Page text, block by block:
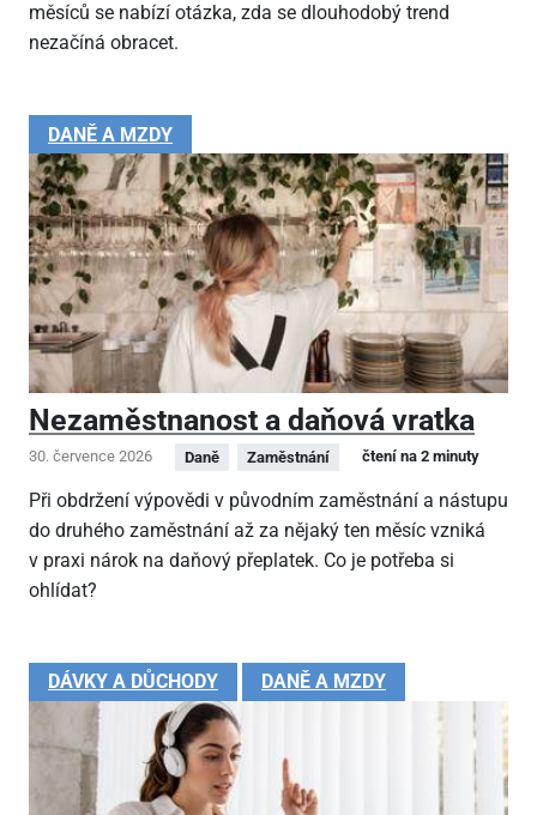
měsíců se nabízí otázka, zda se dlouhodobý trend
nezačíná obracet.
DANĚ A MZDY
Nezaměstnanost a daňová vratka
30. července 2026 Daně Zaměstnání čtení na 2 minuty
Při obdržení výpovědi v původním zaměstnání a nástupu
do druhého zaměstnání až za nějaký ten měsíc vzniká
v praxi nárok na daňový přeplatek. Co je potřeba si
ohlídat?
DÁVKY A DŮCHODY DANĚ A MZDY